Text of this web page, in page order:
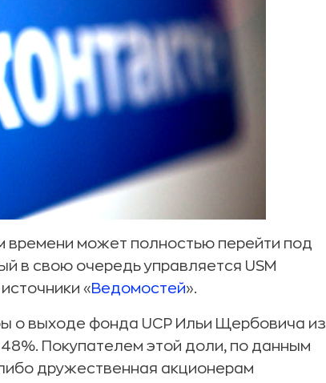
времени может полностью перейти под
в свою очередь управляется USM
«Ведомостей».
о выходе фонда UCP Ильи Щербовича из
Покупателем этой доли, по данным
дружественная акционерам